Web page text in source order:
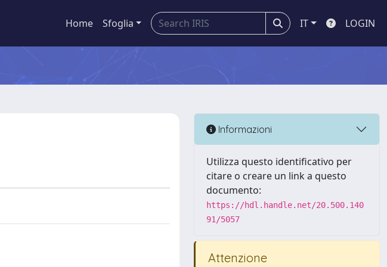
Home Sfoglia IT LOGIN
Informazioni
Utilizza questo identificativo per
citare o creare un link a questo
documento:
https://hdl.handle.net/20.500.140
91/5057
Attenzione